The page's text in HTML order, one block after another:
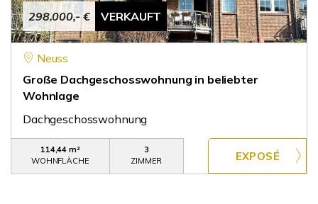
298.000,- € VERKAUFT
Neuss
Große Dachgeschosswohnung in beliebter
Wohnlage
Dachgeschosswohnung
114,44 m²
WOHNFLÄCHE
3
ZIMMER